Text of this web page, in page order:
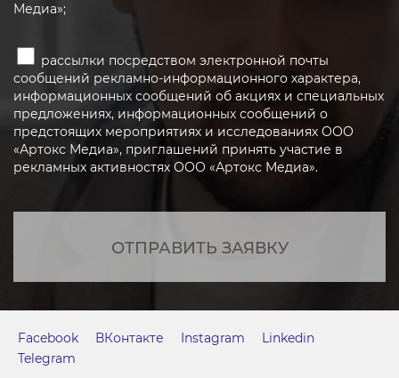
Медиа»;
рассылки посредством электронной почты
сообщений рекламно-информационного характера,
информационных сообщений об акциях и специальных
предложениях, информационных сообщений о
предстоящих мероприятиях и исследованиях ООО
«Артокс Медиа», приглашений принять участие в
рекламных активностях ООО «Артокс Медиа».
ОТПРАВИТЬ ЗАЯВКУ
Facebook ВКонтакте Instagram
Linkedin
Telegram